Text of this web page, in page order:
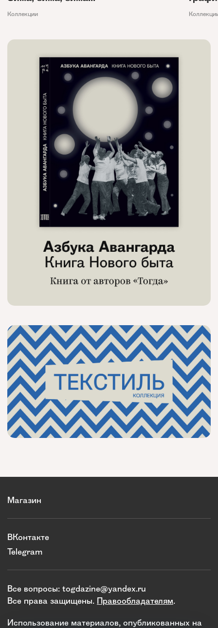
Коллекции
Магазин
ВКонтакте
Telegram
Все вопросы: togdazine@yandex.ru
Все права защищены. Правообладателям.
Использование материалов, опубликованных на